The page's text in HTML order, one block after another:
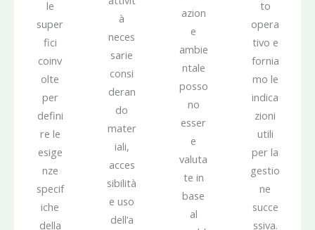
le
super
fici
coinv
olte
per
defini
re le
esige
nze
specif
iche
della
à
neces
sarie
consi
deran
do
mater
iali,
acces
sibilità
e uso
dell’a
azion
e
ambie
ntale
posso
no
esser
e
valuta
te in
base
al
to
opera
tivo e
fornia
mo le
indica
zioni
utili
per la
gestio
ne
succe
ssiva.